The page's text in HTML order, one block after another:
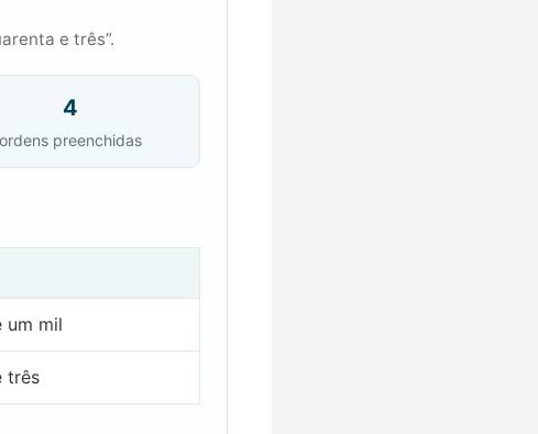
e três”.
4
ordens preenchidas
um mil
três